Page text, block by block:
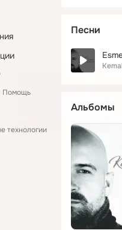
Помощь
технологии
Песни
Альбомы